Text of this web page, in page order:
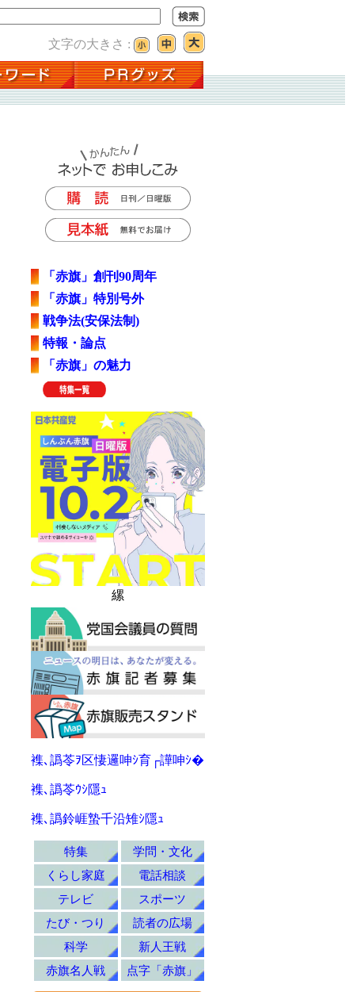
文字の大きさ :
「赤旗」創刊90周年
「赤旗」特別号外
戦争法(安保法制)
特報・論点
「赤旗」の魅力
縲
襍､譌苓ｦ区悽邏呻ｼ育┌譁呻ｼ�
襍､譌苓ｳｼ隱ｭ
襍､譌鈴崕蟄千沿雉ｼ隱ｭ
特集
学問・文化
くらし家庭
電話相談
テレビ
スポーツ
たび・つり
読者の広場
科学
新人王戦
赤旗名人戦
点字「赤旗」